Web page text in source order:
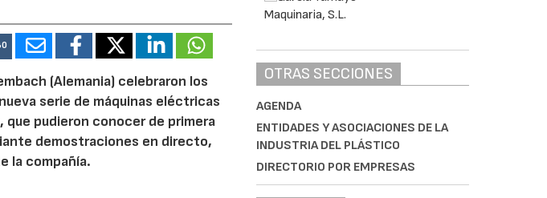
(Alemania) celebraron los
serie de máquinas eléctricas
pudieron conocer de primera
demostraciones en directo,
la compañía.
OTRAS SECCIONES
AGENDA
ENTIDADES Y ASOCIACIONES DE LA
INDUSTRIA DEL PLÁSTICO
DIRECTORIO POR EMPRESAS